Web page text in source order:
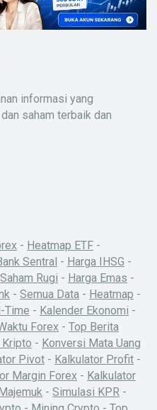
X
informasi yang
saham terbaik dan
- Heatmap ETF -
Sentral - Harga IHSG -
Saham Rugi - Harga Emas -
- Semua Data - Heatmap -
Time - Kalender Ekonomi -
Forex - Top Berita
Kripto - Konversi Mata Uang
Pivot - Kalkulator Profit -
Margin Forex - Kalkulator
- Simulasi KPR -